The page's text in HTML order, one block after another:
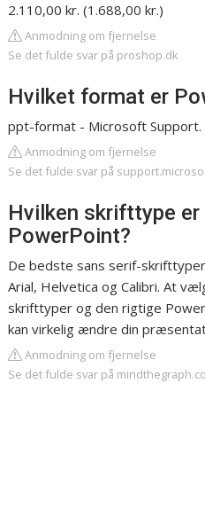
2.110,00 kr. (1.688,00 kr.)
Anmodning om fjernelse
Se det fulde svar på proshop.dk
Hvilket format er
ppt-format - Microsoft Support.
Anmodning om fjernelse
Se det fulde svar på
Hvilken skrifttype er
PowerPoint?
De bedste sans serif-
Arial, Helvetica og Calibri. At
skrifttyper og den rigtige
kan virkelig ændre din
Anmodning om fjernelse
Se det fulde svar på